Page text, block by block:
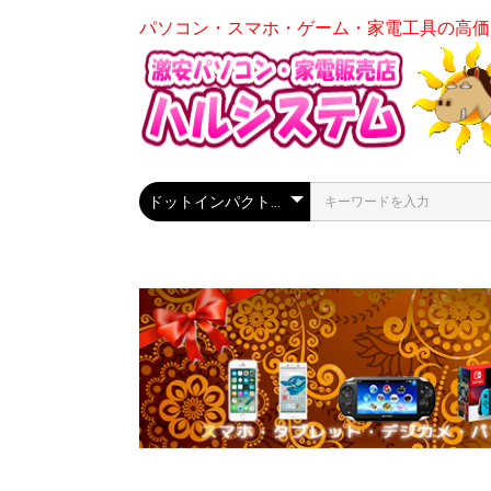
パソコン・スマホ・ゲーム・家電工具の高